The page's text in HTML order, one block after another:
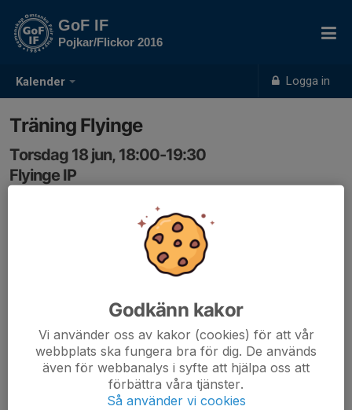
Kalender Logga in
GoF IF
Pojkar/Flickor 2016
Träning Flyinge
Torsdag 18 jun, 18:00-19:30
Flyinge IP
Godkänn kakor
Vi använder oss av kakor (cookies) för att vår
webbplats ska fungera bra för dig. De används
även för webbanalys i syfte att hjälpa oss att
förbättra våra tjänster.
Så använder vi cookies